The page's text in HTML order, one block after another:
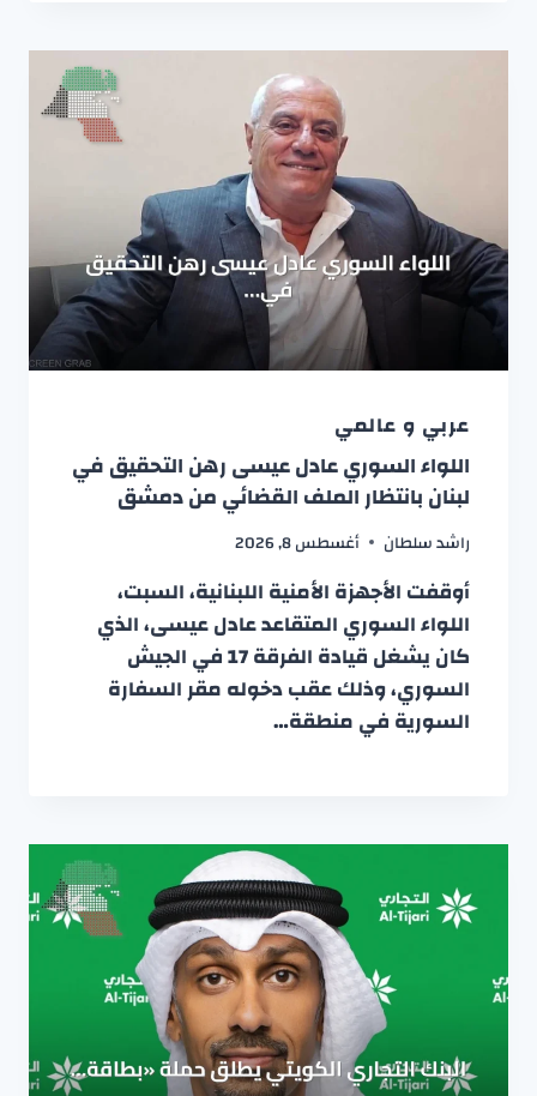
عربي و عالمي
اللواء السوري عادل عيسى رهن التحقيق في
لبنان بانتظار الملف القضائي من دمشق
راشد سلطان أغسطس 8, 2026
أوقفت الأجهزة الأمنية اللبنانية، السبت،
اللواء السوري المتقاعد عادل عيسى، الذي
كان يشغل قيادة الفرقة 17 في الجيش
السوري، وذلك عقب دخوله مقر السفارة
السورية في منطقة…